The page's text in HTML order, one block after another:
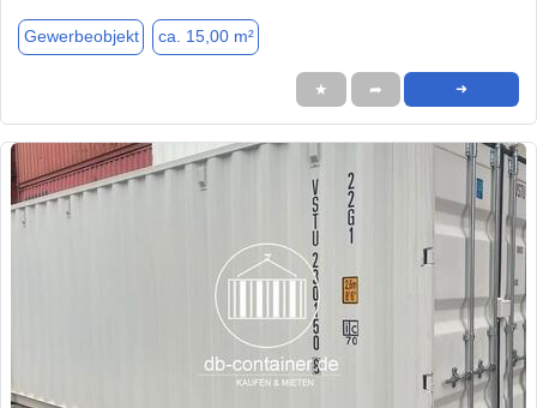
Gewerbeobjekt ca. 15,00 m²
★ ➦ ➜